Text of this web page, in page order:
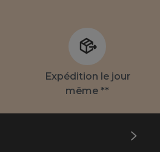
Expédition le jour
même **